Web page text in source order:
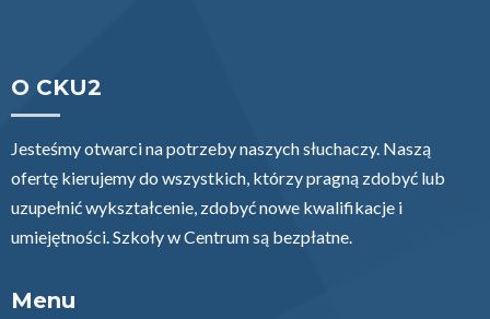
O CKU2
Jesteśmy otwarci na potrzeby naszych słuchaczy. Naszą
ofertę kierujemy do wszystkich, którzy pragną zdobyć lub
uzupełnić wykształcenie, zdobyć nowe kwalifikacje i
umiejętności. Szkoły w Centrum są bezpłatne.
Menu